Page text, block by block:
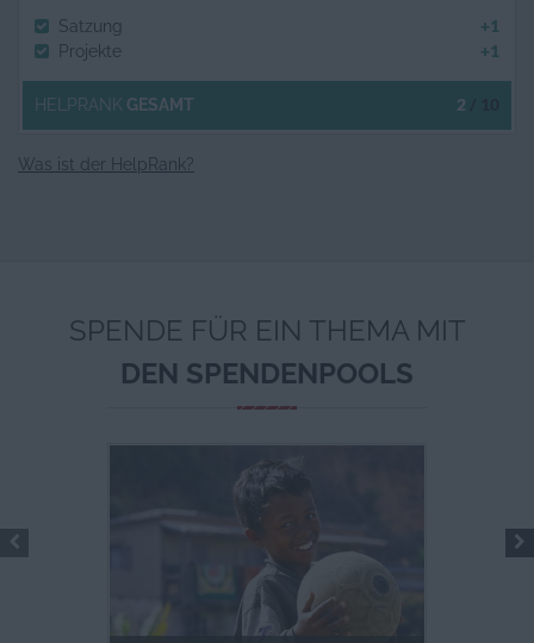
Satzung +1
Projekte +1
HELPRANK GESAMT 2
Was ist der HelpRank?
SPENDE FÜR EIN THEMA MIT
DEN SPENDENPOOLS